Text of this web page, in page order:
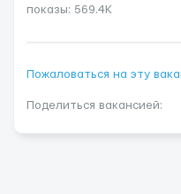
показы: 569.4K
Пожаловаться на эту
Поделиться вакансией: